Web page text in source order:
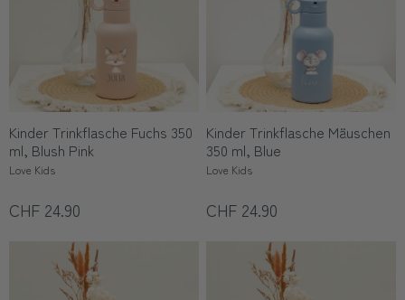
Kinder Trinkflasche Fuchs 350
ml, Blush Pink
Love Kids
CHF 24.90
Kinder Trinkflasche Mäuschen
350 ml, Blue
Love Kids
CHF 24.90